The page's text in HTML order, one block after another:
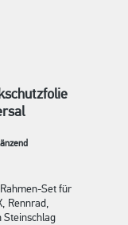
Set für
Rennrad,
Steinschlag